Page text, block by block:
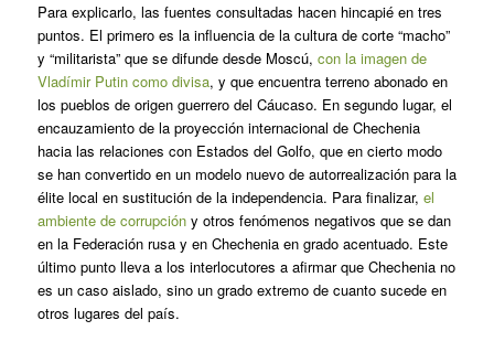
Para explicarlo, las fuentes consultadas hacen hincapié en tres
puntos. El primero es la influencia de la cultura de corte “macho”
y “militarista” que se difunde desde Moscú, con la imagen de
Vladímir Putin como divisa, y que encuentra terreno abonado en
los pueblos de origen guerrero del Cáucaso. En segundo lugar, el
encauzamiento de la proyección internacional de Chechenia
hacia las relaciones con Estados del Golfo, que en cierto modo
se han convertido en un modelo nuevo de autorrealización para la
élite local en sustitución de la independencia. Para finalizar, el
ambiente de corrupcióny otros fenómenos negativos que se dan
en la Federación rusa y en Chechenia en grado acentuado. Este
último punto lleva a los interlocutores a afirmar que Chechenia no
es un caso aislado, sino un grado extremo de cuanto sucede en
otros lugares del país.